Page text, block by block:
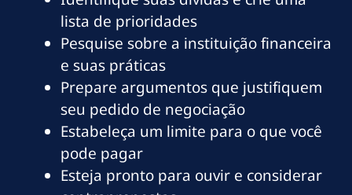
lista de prioridades
Pesquise sobre a instituição financeira
e suas práticas
Prepare argumentos que justifiquem
seu pedido de negociação
Estabeleça um limite para o que você
pode pagar
Esteja pronto para ouvir e considerar